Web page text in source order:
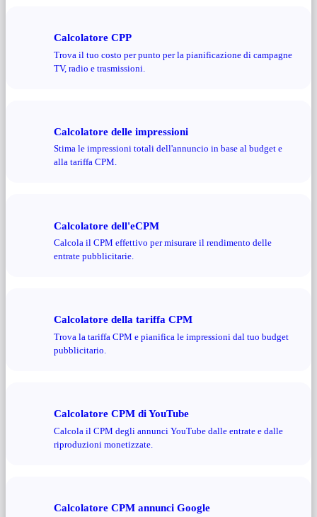
Calcolatore CPP
Trova il tuo costo per punto per la pianificazione di campagne
TV, radio e trasmissioni.
Calcolatore delle impressioni
Stima le impressioni totali dell'annuncio in base al budget e
alla tariffa CPM.
Calcolatore dell'eCPM
Calcola il CPM effettivo per misurare il rendimento delle
entrate pubblicitarie.
Calcolatore della tariffa CPM
Trova la tariffa CPM e pianifica le impressioni dal tuo budget
pubblicitario.
Calcolatore CPM di YouTube
Calcola il CPM degli annunci YouTube dalle entrate e dalle
riproduzioni monetizzate.
Calcolatore CPM annunci Google